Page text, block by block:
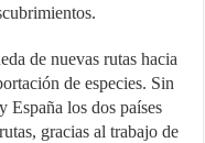
de nuevas rutas hacia
de especies. Sin
España los dos países
gracias al trabajo de